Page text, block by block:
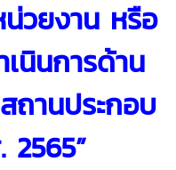
วยงาน หรือ
นินการด้าน
ถานประกอบ